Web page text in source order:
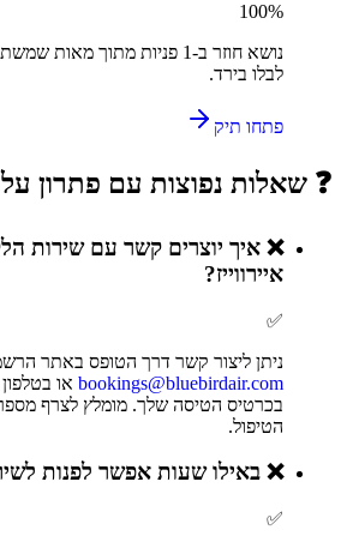
100%
נושא חוזר ב-1 פניות מתוך מאות
לבלו בירד.
פתחו תיק
❓ שאלות נפוצות עם פתרון על
❌ איך יוצרים קשר עם שירות
איירווייז?
✅
ניתן ליצור קשר דרך הטופס באתר
bookings@bluebirdair.com או
בכרטיס הטיסה שלך. מומלץ לצרף
הטיפול.
❌ באילו שעות אפשר לפנות
✅